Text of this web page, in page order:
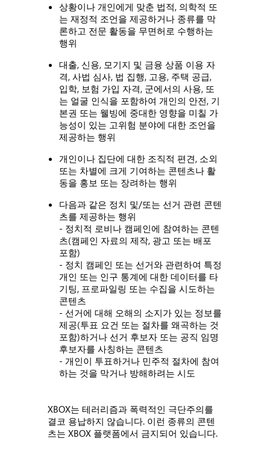
상황이나 개인에게 맞춘 법적, 의학적 또
는 재정적 조언을 제공하거나 종류를 막
론하고 전문 활동을 무면허로 수행하는
행위
대출, 신용, 모기지 및 금융 상품 이용 자
격, 사법 심사, 법 집행, 고용, 주택 공급,
입학, 보험 가입 자격, 군에서의 사용, 또
는 얼굴 인식을 포함하여 개인의 안전, 기
본권 또는 웰빙에 중대한 영향을 미칠 가
능성이 있는 고위험 분야에 대한 조언을
제공하는 행위
개인이나 집단에 대한 조직적 편견, 소외
또는 차별에 크게 기여하는 콘텐츠나 활
동을 홍보 또는 장려하는 행위
다음과 같은 정치 및/또는 선거 관련 콘텐
츠를 제공하는 행위
- 정치적 로비나 캠페인에 참여하는 콘텐
츠(캠페인 자료의 제작, 광고 또는 배포
포함)
- 정치 캠페인 또는 선거와 관련하여 특정
개인 또는 인구 통계에 대한 데이터를 타
기팅, 프로파일링 또는 수집을 시도하는
콘텐츠
- 선거에 대해 오해의 소지가 있는 정보를
제공(투표 요건 또는 절차를 왜곡하는 것
포함)하거나 선거 후보자 또는 공직 임명
후보자를 사칭하는 콘텐츠
- 개인이 투표하거나 민주적 절차에 참여
하는 것을 막거나 방해하려는 시도
XBOX는 테러리즘과 폭력적인 극단주의를
결코 용납하지 않습니다. 이런 종류의 콘텐
츠는 XBOX 플랫폼에서 금지되어 있습니다.